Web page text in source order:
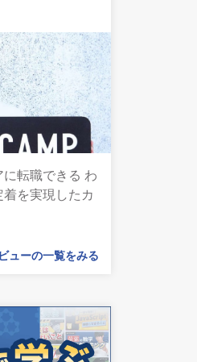
転職できる わ
を実現したカ
ューの一覧をみる